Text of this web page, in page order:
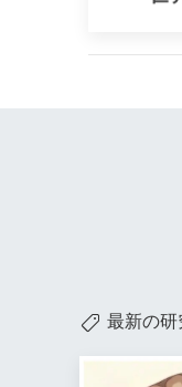
最新の